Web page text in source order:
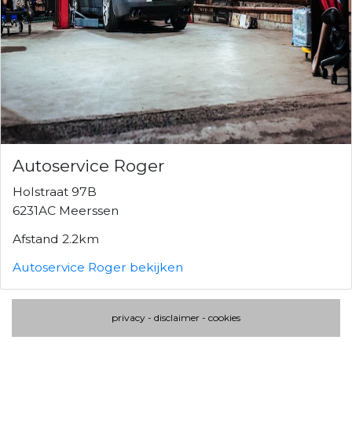
Autoservice Roger
Holstraat 97B
6231AC Meerssen
Afstand 2.2km
Autoservice Roger bekijken
privacy - disclaimer - cookies